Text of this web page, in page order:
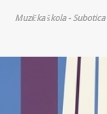
Muzička škola - Subotica